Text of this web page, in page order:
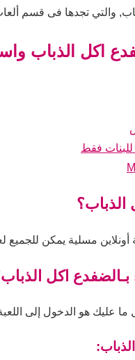
والتي تجدها فى قسم
اكل الذباب
للبنات فقط
الذباب؟
مسلية يمكن للجميع
بـالضفدع اكل
عليك هو الدخول إلى